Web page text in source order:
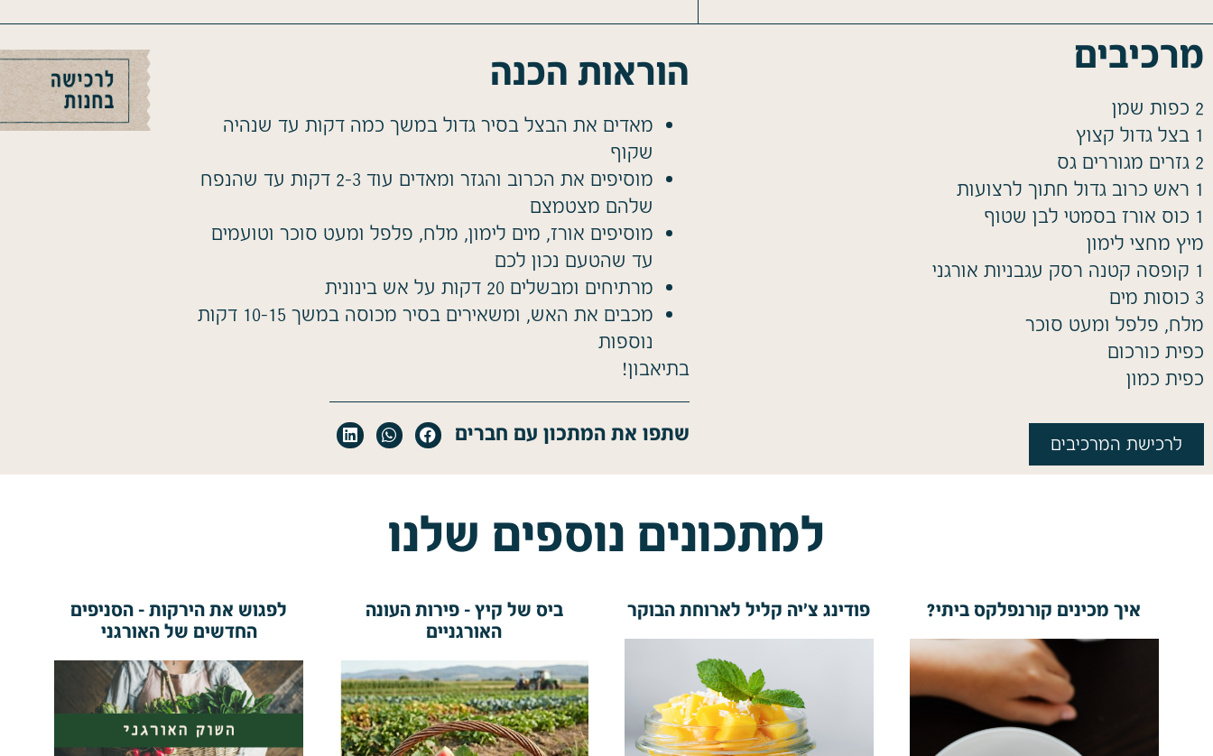
מרכיבים
2 כפות שמן
1 בצל גדול קצוץ
2 גזרים מגוררים גס
1 ראש כרוב גדול חתוך לרצועות
1 כוס אורז בסמטי לבן שטוף
מיץ מחצי לימון
1 קופסה קטנה רסק עגבניות אורגני
3 כוסות מים
מלח, פלפל ומעט סוכר
כפית כורכום
כפית כמון
לרכישת המרכיבים
הוראות הכנה
מאדים את הבצל בסיר גדול במשך כמה דקות עד שנהיה
שקוף
מוסיפים את הכרוב והגזר ומאדים עוד 2-3 דקות עד שהנפח
שלהם מצטמצם
מוסיפים אורז, מים לימון, מלח, פלפל ומעט סוכר וטועמים
עד שהטעם נכון לכם
מרתיחים ומבשלים 20 דקות על אש בינונית
מכבים את האש, ומשאירים בסיר מכוסה במשך 10-15 דקות
נוספות
בתיאבון!
שתפו את המתכון עם חברים
למתכונים נוספים שלנו
איך מכינים קורנפלקס ביתי? פודינג צ'יה קליל לארוחת הבוקר
ביס של קיץ - פירות העונה
האורגניים
לפגוש את הירקות - הסניפים
החדשים של האורגני